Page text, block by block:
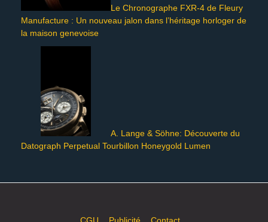
Le Chronographe FXR-4 de Fleury
Manufacture : Un nouveau jalon dans l’héritage horloger de
la maison genevoise
A. Lange & Söhne: Découverte du
Datograph Perpetual Tourbillon Honeygold Lumen